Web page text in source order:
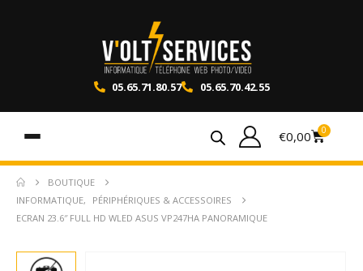
05.65.71.80.57 05.65.70.42.55
€0,00 0
BOUTIQUE
INFORMATIQUE,
PÉRIPHÉRIQUES & ACCESSOIRES
ECRAN 23.6″ FULL HD WLED ASUS VP247HA PANORAMIQUE